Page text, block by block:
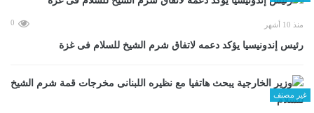
منذ 10 أشهر 0
رئيس إندونيسيا يؤكد دعمه لاتفاق شرم الشيخ للسلام فى غزة
غير مصنف